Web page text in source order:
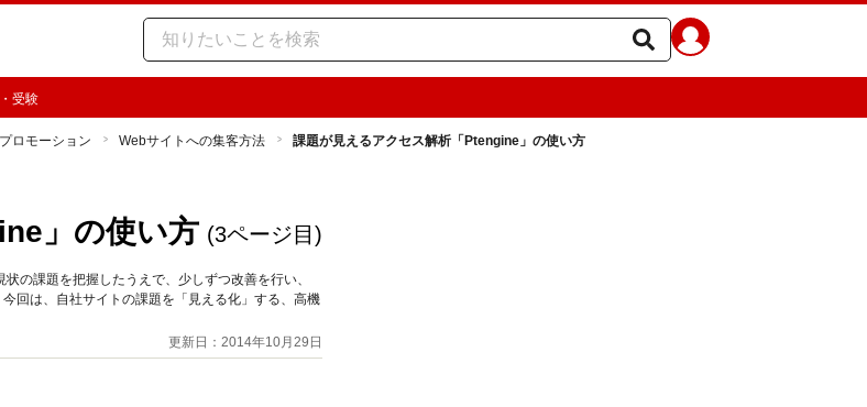
受験
ロモーション Webサイトへの集客方法 課題が見えるアクセス解析「Ptengine」の使い方
」の使い方 (3ページ目)
の課題を把握したうえで、少しずつ改善を行い、
回は、自社サイトの課題を「見える化」する、高機
更新日：2014年10月29日